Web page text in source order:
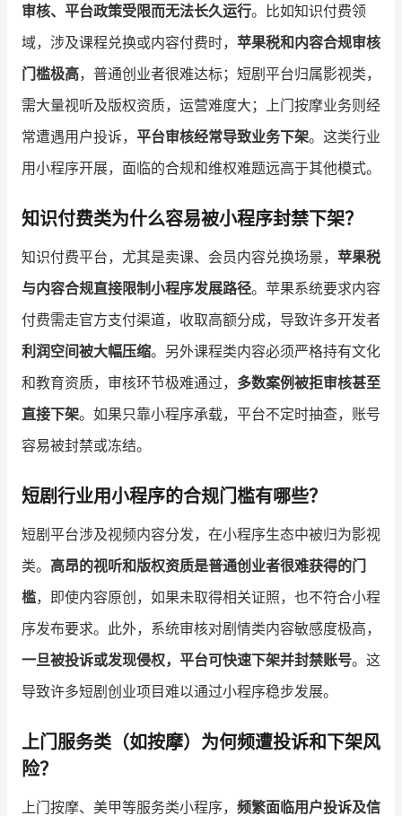
审核、平台政策受限而无法长久运行。比如知识付费领
域，涉及课程兑换或内容付费时， 苹果税和内容合规审核
门槛极高，普通创业者很难达标；短剧平台归属影视类，
需大量视听及版权资质，运营难度大；上门按摩业务则经
常遭遇用户投诉， 平台审核经常导致业务下架。这类行业
用小程序开展，面临的合规和维权难题远高于其他模式。
知识付费类为什么容易被小程序封禁下架？
知识付费平台，尤其是卖课、会员内容兑换场景， 苹果税
与内容合规直接限制小程序发展路径。苹果系统要求内容
付费需走官方支付渠道，收取高额分成，导致许多开发者
利润空间被大幅压缩。另外课程类内容必须严格持有文化
和教育资质，审核环节极难通过， 多数案例被拒审核甚至
直接下架。如果只靠小程序承载，平台不定时抽查，账号
容易被封禁或冻结。
短剧行业用小程序的合规门槛有哪些？
短剧平台涉及视频内容分发，在小程序生态中被归为影视
类。 高昂的视听和版权资质是普通创业者很难获得的门
槛，即使内容原创，如果未取得相关证照，也不符合小程
序发布要求。此外，系统审核对剧情类内容敏感度极高，
一旦被投诉或发现侵权，平台可快速下架并封禁账号。这
导致许多短剧创业项目难以通过小程序稳步发展。
上门服务类（如按摩）为何频遭投诉和下架风
险？
上门按摩、美甲等服务类小程序， 频繁面临用户投诉及信